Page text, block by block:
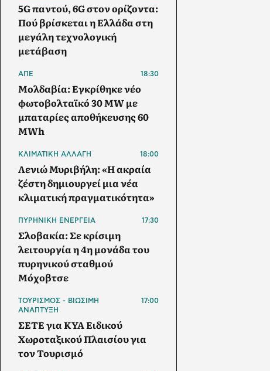
5G παντού, 6G στον ορίζοντα:
Πού βρίσκεται η Ελλάδα στη
μεγάλη τεχνολογική
μετάβαση
ΑΠΕ 18:30
Μολδαβία: Εγκρίθηκε νέο
φωτοβολταϊκό 30 MW με
μπαταρίες αποθήκευσης 60
MWh
ΚΛΙΜΑΤΙΚΗ ΑΛΛΑΓΗ 18:00
Λενιώ Μυριβήλη: «Η ακραία
ζέστη δημιουργεί μια νέα
κλιματική πραγματικότητα»
ΠΥΡΗΝΙΚΗ ΕΝΕΡΓΕΙΑ 17:30
Σλοβακία: Σε κρίσιμη
λειτουργία η 4η μονάδα του
πυρηνικού σταθμού
Μόχοβτσε
ΤΟΥΡΙΣΜΟΣ - ΒΙΩΣΙΜΗ
ΑΝΑΠΤΥΞΗ
17:00
ΣΕΤΕ για ΚΥΑ Ειδικού
Χωροταξικού Πλαισίου για
τον Τουρισμό